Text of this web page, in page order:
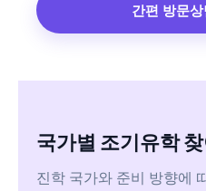
간편 방문
국가별 조기유학
진학 국가와 준비 방향에